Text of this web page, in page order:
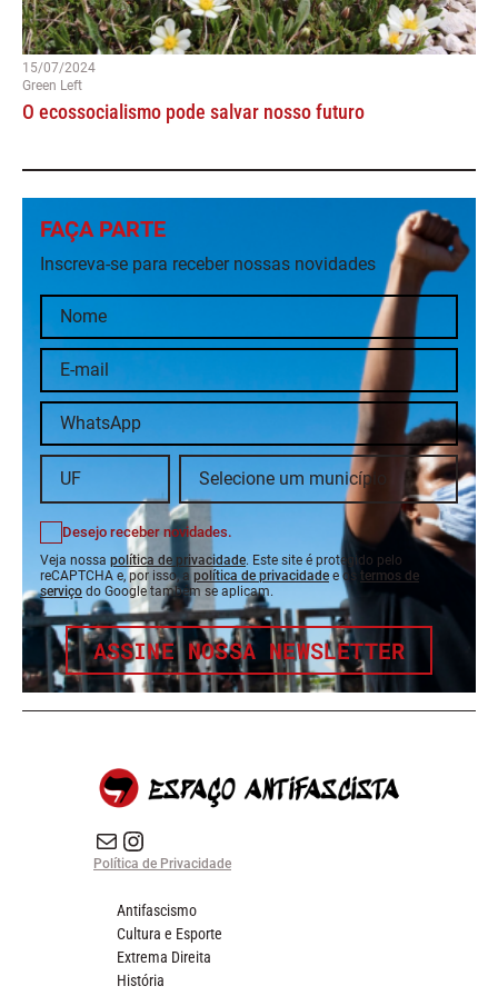
15/07/2024
Green Left
O ecossocialismo pode salvar nosso futuro
FAÇA PARTE
Inscreva-se para receber nossas novidades
Desejo receber novidades.
Veja nossa política de privacidade. Este site é protegido pelo
reCAPTCHA e, por isso, a política de privacidade e os termos de
serviço do Google também se aplicam.
ASSINE NOSSA NEWSLETTER
E-mail Instagram do Espaço Antifascista
Política de Privacidade
Antifascismo
Cultura e Esporte
Extrema Direita
História